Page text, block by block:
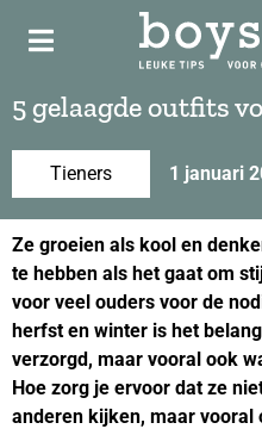
5 gelaagde outfits
Tieners 1 januari
Ze groeien als kool en
te hebben als het gaat om
voor veel ouders voor de
herfst en winter is het
verzorgd, maar vooral ook
Hoe zorg je ervoor dat ze
anderen kijken, maar vooral